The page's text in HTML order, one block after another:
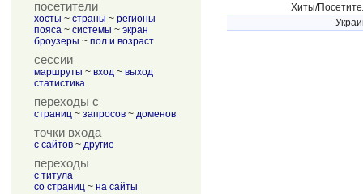
посетители
хосты ~ страны ~ регионы
пояса ~ системы ~ экран
броузеры ~ пол и возраст
сессии
маршруты ~ вход ~ выход
статистика
переходы с
страниц ~ запросов ~ доменов
точки входа
с сайтов ~ другие
переходы
с титула
со страниц ~ на сайты
Хиты/